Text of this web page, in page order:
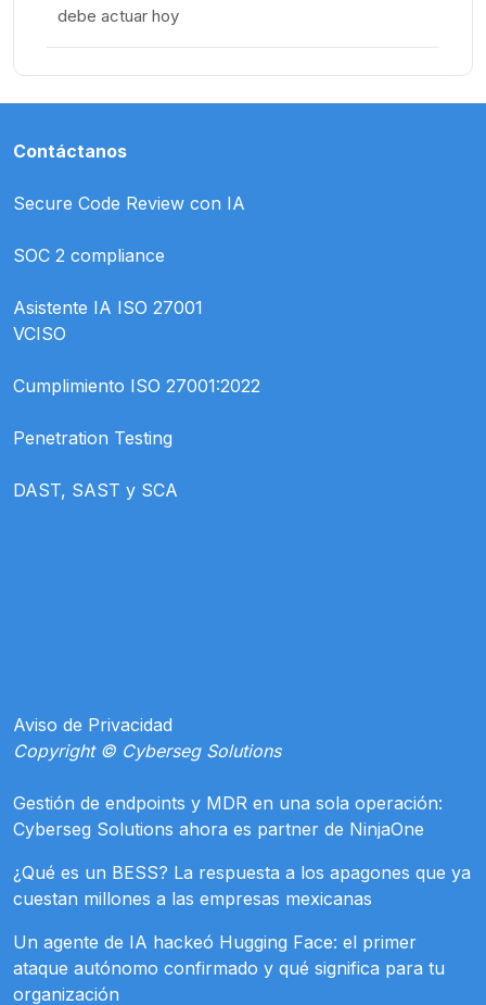
debe actuar hoy
Contáctanos
Secure Code Review con IA
SOC 2 compliance
Asistente IA ISO 27001
VCISO
Cumplimiento ISO 27001:2022
Penetration Testing
DAST, SAST y SCA
Aviso de Privacidad
Copyright © Cyberseg Solutions
Gestión de endpoints y MDR en una sola operación:
Cyberseg Solutions ahora es partner de NinjaOne
¿Qué es un BESS? La respuesta a los apagones que ya
cuestan millones a las empresas mexicanas
Un agente de IA hackeó Hugging Face: el primer
ataque autónomo confirmado y qué significa para tu
organización